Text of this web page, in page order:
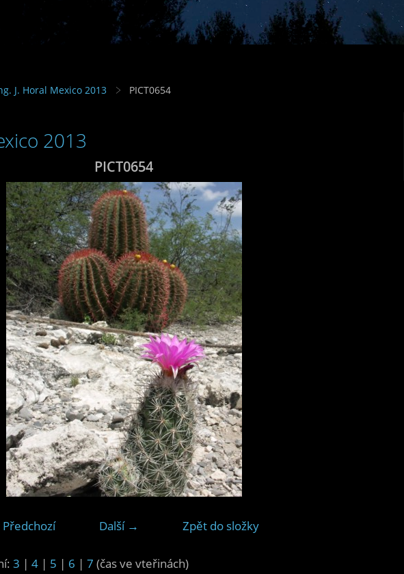
J. Horal Mexico 2013 PICT0654
2013
PICT0654
Další → Zpět do složky
3 | 4 | 5 | 6 | 7 (čas ve vteřinách)